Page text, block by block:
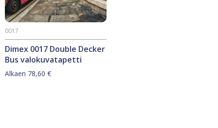
Dimex 0017 Double Decker
Bus valokuvatapetti
0017
Alkaen 78,60 €